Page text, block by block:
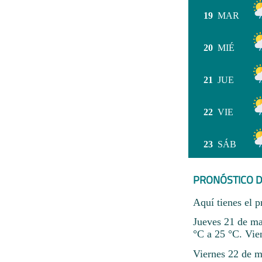
19 MAR
20 MIÉ
21 JUE
22 VIE
23 SÁB
PRONÓSTICO
Aquí tienes el
Jueves 21 de
°C a 25 °C.
Viernes 22 de